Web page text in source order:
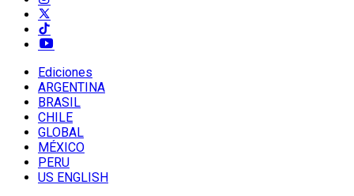
Ediciones
ARGENTINA
BRASIL
CHILE
GLOBAL
MÉXICO
PERU
US ENGLISH